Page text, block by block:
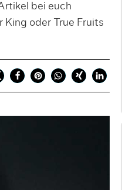
bei euch
King oder True Fruits